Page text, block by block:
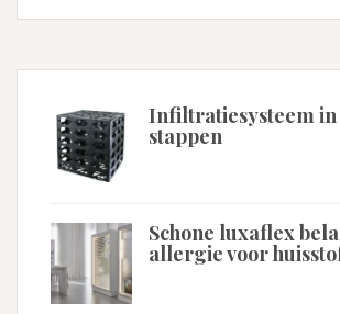
bij
Oogkliniek?
Infiltratiesysteem in
stappen
Schone luxaflex
allergie voor